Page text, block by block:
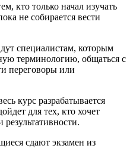
кто только начал изучать
не собирается вести
специалистам, которым
терминологию, общаться с
переговоры или
курс разрабатывается
для тех, кто хочет
сдают экзамен из